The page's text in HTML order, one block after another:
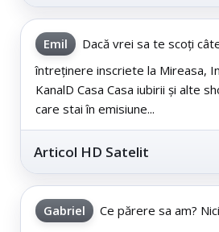
Emil
Dacă vrei sa te scoți
întreținere inscriete la Mireasa,
KanalD Casa Casa iubirii și alte
care stai în emisiune...
Articol HD Satelit
Gabriel
Ce părere sa am?